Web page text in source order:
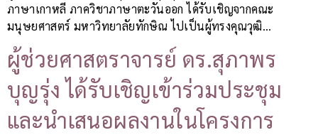
ภาษาเกาหลี ภาควิชาภาษาตะวันออก ได้รับเชิญจากคณะ
มนุษยศาสตร์ มหาวิทยาลัยทักษิณ ไปเป็นผู้ทรงคุณวุฒิ…
ผู้ช่วยศาสตราจารย์ ดร.สุภาพร
บุญรุ่ง ได้รับเชิญเข้าร่วมประชุม
และนำเสนอผลงานในโครงการ